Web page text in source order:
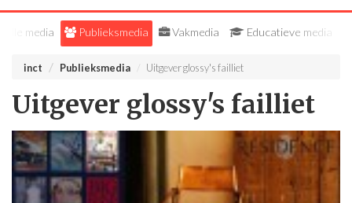
Alle media Publieksmedia Vakmedia Educatieve media
inct Publieksmedia Uitgever glossy's failliet
Uitgever glossy's failliet